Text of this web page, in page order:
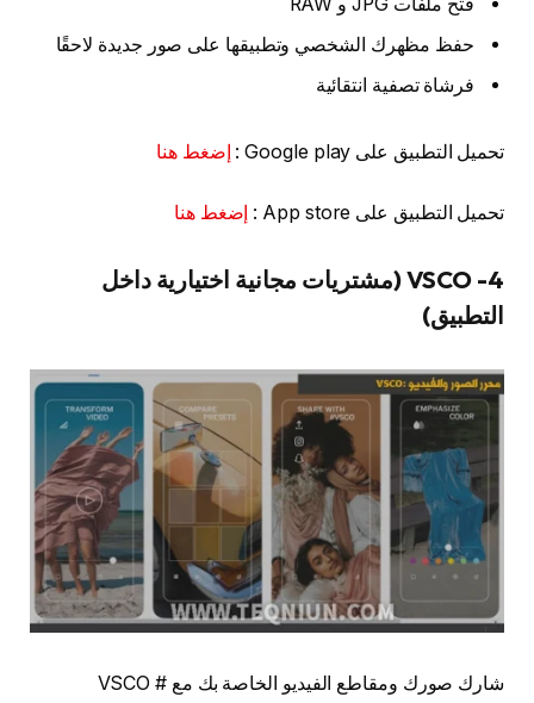
حفظ مظهرك الشخصي وتطبيقها على صور جديدة لاحقًا
فرشاة تصفية انتقائية
تحميل التطبيق على Google play : إضغط هنا
تحميل التطبيق على App store : إضغط هنا
4- VSCO (مشتريات مجانية اختيارية داخل
التطبيق)
شارك صورك ومقاطع الفيديو الخاصة بك مع # VSCO